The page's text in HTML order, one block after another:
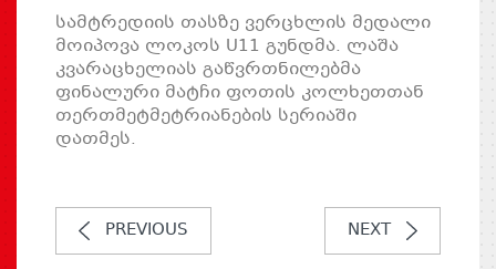
სამტრედიის თასზე ვერცხლის მედალი
მოიპოვა ლოკოს U11 გუნდმა. ლაშა
კვარაცხელიას გაწვრთნილებმა
ფინალური მატჩი ფოთის კოლხეთთან
თერთმეტმეტრიანების სერიაში
დათმეს.
PREVIOUS NEXT